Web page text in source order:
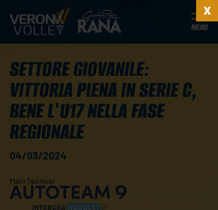
MENU
SETTORE GIOVANILE:
VITTORIA PIENA IN SERIE C,
BENE L'U17 NELLA FASE
REGIONALE
04/03/2024
Main Sponsor